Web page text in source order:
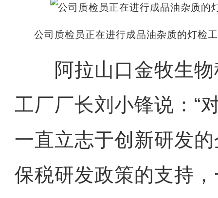
公司质检员正在进行成品油杂质的灯检
阿拉山口金牧生物
工厂厂长刘小锋说：“
一直立志于创新研发
保税研发政策的支持